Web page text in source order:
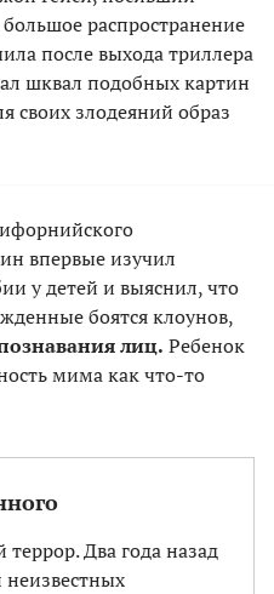
распространение
после выхода триллера
шквал подобных картин
злодеяний образ
впервые изучил
у детей и выяснил, что
боятся клоунов,
лиц. Ребенок
мима как что-то
Два года назад